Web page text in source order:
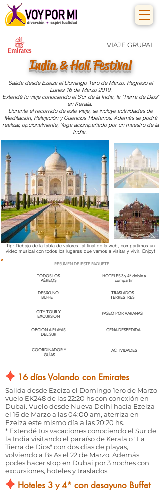
VIAJE GRUPAL
India&Holi Festival
Salida desde Ezeiza el Domingo 1ero de Marzo. Regreso el
Lunes 16 de Marzo 2019.
Extendé tu viaje conociendo el Sur de la India, la "Tierra de Dios"
en Kerala.
Durante el recorrido de este viaje, se incluye actividades de
Meditación, Relajación y Cuencos Tibetanos. Además se podrá
realizar, opcionalmente, Yoga acompañado por un maestro de la
India.
Tip: Debajo de la tabla de valores, al final de la web, compartimos un
video musical con todos los lugares que vamos a visitar y vivir. Enjoy!
RESÚMEN DE ESTE PAQUETE
TODOS LOS
AÉREOS
DESAYUNO
BUFFET
CITY TOUR Y
EXCURSION
OPCION A PLAYAS
DEL SUR
COORDINADOR Y
GUÍAS
HOTELES 3 y 4* doble a
compartir
TRASLADOS
TERRESTRES
PASEO POR VARANASI
CENA DESPEDIDA
ACTIVIDADES
16 días Volando con Emirates
Salida desde Ezeiza el Domingo 1ero de Marzo
vuelo EK248 de las 22:20 hs con conexión en
Dubai. Vuelo desde Nueva Delhi hacia Ezeiza
el 16 de Marzo a las 04:00 am, aterriza en
Ezeiza este mismo día a las 20:20 hs.
* Extendé tus vacaciones conociendo el Sur de
la India visitando el paraíso de Kerala o "La
Tierra de Dios" con dos días de playas,
volviendo a Bs As el 22 de Marzo. Además
podes hacer stop en Dubai por 3 noches con
excursiones, hoteles y traslados.
Hoteles 3 y 4* con desayuno Buffet